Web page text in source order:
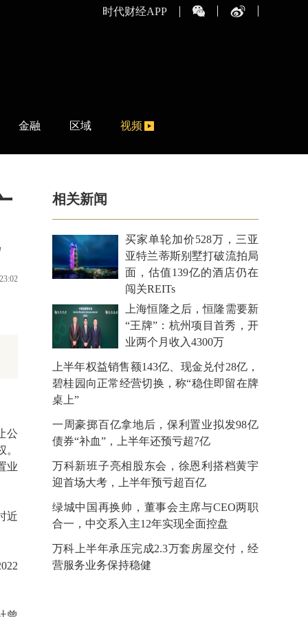
时代财经APP
金融 区域 视频
公
业
近
相关新闻
买家单轮加价528万，三亚
亚特兰蒂斯别墅打破流拍局
面，估值139亿的酒店仍在
闯关REITs
上海恒隆之后，恒隆需要新
“王牌”：杭州项目首秀，开
业两个月收入4300万
上半年权益销售额143亿、现金兑付28亿，
碧桂园向正常经营切换，称“稳住即留在牌
桌上”
一周豪掷百亿拿地后，保利置业拟发98亿
债券“补血”，上半年还预亏超7亿
万科新班子亮相股东会，徐恩利搭档黄宇
迎首场大考，上半年预亏超百亿
绿城中国再换帅，董事会主席与CEO两职
合一，中交系入主12年实现全面控盘
万科上半年承压完成2.3万套房屋交付，经
营服务业务保持稳健